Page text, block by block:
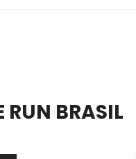
RUN BRASIL